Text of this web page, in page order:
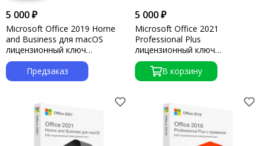
5 000 ₽
Microsoft Office 2019 Home
and Business для macOS
лицензионный ключ
активации
Предзаказ
5 000 ₽
Microsoft Office 2021
Professional Plus
лицензионный ключ
активации
В корзину